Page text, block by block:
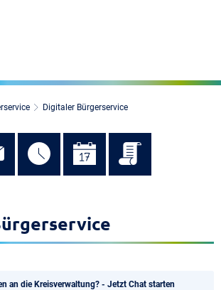
Digitaler Bürgerservice
an die Kreisverwaltung? - Jetzt Chat starten